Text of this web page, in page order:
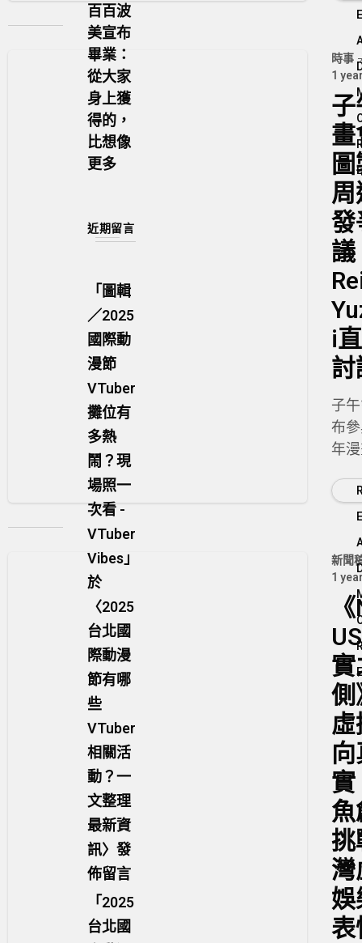
E
E
時事
1
i
子
布
年
番
部 E
E
新聞
1
百百波
美宣布
畢業：
從大家
身上獲
得的，
比想像
更多
近期留言
「圖輯
／2025
國際動
漫節
VTuber
攤位有
多熱
鬧？現
場照一
次看 -
VTuber
Vibes」
於
〈2025
台北國
際動漫
節有哪
些
VTuber
相關活
動？一
文整理
最新資
訊〉發
佈留言
「2025
台北國